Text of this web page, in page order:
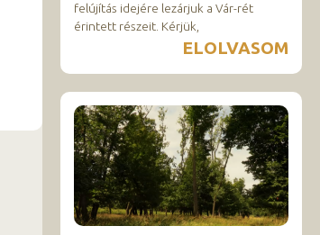
felújítás idejére lezárjuk a Vár-rét
érintett részeit. Kérjük,
ELOLVASOM